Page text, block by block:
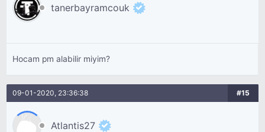
tanerbayramcouk
Hocam pm alabilir miyim?
09-01-2020, 23:36:38 #15
Atlantis27